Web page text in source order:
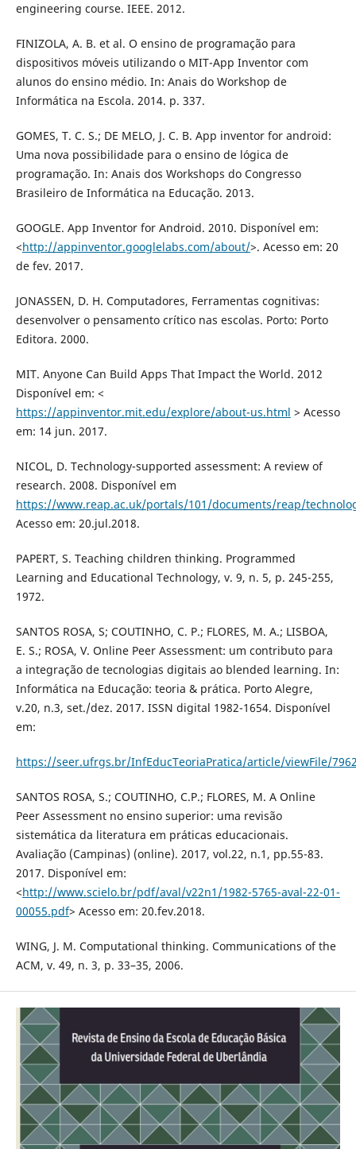
engineering course. IEEE. 2012.
FINIZOLA, A. B. et al. O ensino de programação para
dispositivos móveis utilizando o MIT-App Inventor com
alunos do ensino médio. In: Anais do Workshop de
Informática na Escola. 2014. p. 337.
GOMES, T. C. S.; DE MELO, J. C. B. App inventor for android:
Uma nova possibilidade para o ensino de lógica de
programação. In: Anais dos Workshops do Congresso
Brasileiro de Informática na Educação. 2013.
GOOGLE. App Inventor for Android. 2010. Disponível em:
<http://appinventor.googlelabs.com/about/>. Acesso em: 20
de fev. 2017.
JONASSEN, D. H. Computadores, Ferramentas cognitivas:
desenvolver o pensamento crítico nas escolas. Porto: Porto
Editora. 2000.
MIT. Anyone Can Build Apps That Impact the World. 2012
Disponível em: <
https://appinventor.mit.edu/explore/about-us.html > Acesso
em: 14 jun. 2017.
NICOL, D. Technology-supported assessment: A review of
research. 2008. Disponível em
https://www.reap.ac.uk/portals/101/documents/reap/
Acesso em: 20.jul.2018.
PAPERT, S. Teaching children thinking. Programmed
Learning and Educational Technology, v. 9, n. 5, p. 245-255,
1972.
SANTOS ROSA, S; COUTINHO, C. P.; FLORES, M. A.; LISBOA,
E. S.; ROSA, V. Online Peer Assessment: um contributo para
a integração de tecnologias digitais ao blended learning. In:
Informática na Educação: teoria & prática. Porto Alegre,
v.20, n.3, set./dez. 2017. ISSN digital 1982-1654. Disponível
em:
https://seer.ufrgs.br/InfEducTeoriaPratica/article/viewFile/
SANTOS ROSA, S.; COUTINHO, C.P.; FLORES, M. A Online
Peer Assessment no ensino superior: uma revisão
sistemática da literatura em práticas educacionais.
Avaliação (Campinas) (online). 2017, vol.22, n.1, pp.55-83.
2017. Disponível em:
<http://www.scielo.br/pdf/aval/v22n1/1982-5765-aval-22-01-
00055.pdf> Acesso em: 20.fev.2018.
WING, J. M. Computational thinking. Communications of the
ACM, v. 49, n. 3, p. 33–35, 2006.